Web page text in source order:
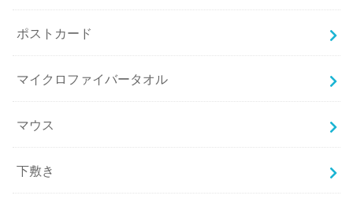
ポストカード
マイクロファイバータオル
マウス
下敷き